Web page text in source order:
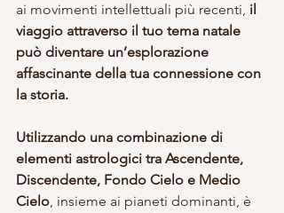
ai movimenti intellettuali più recenti, il
viaggio attraverso il tuo tema natale
può diventare un’esplorazione
affascinante della tua connessione con
la storia.
Utilizzando una combinazione di
elementi astrologici tra Ascendente,
Discendente, Fondo Cielo e Medio
Cielo, insieme ai pianeti dominanti, è